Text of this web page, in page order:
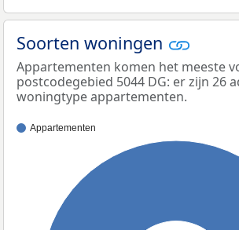
Soorten woningen
Appartementen komen het meeste
postcodegebied 5044 DG: er zijn 26
woningtype appartementen.
Appartementen